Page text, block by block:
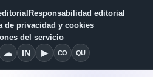
Responsabilidad editorial
de privacidad y cookies
del servicio
☁Bluesky
INLinkedin
▶YouTube
COCondiciones del Servicio
QUQuiénes somos